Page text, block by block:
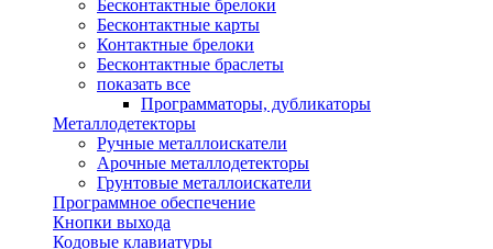
Бесконтактные брелоки
Бесконтактные карты
Контактные брелоки
Бесконтактные браслеты
показать все
Программаторы, дубликаторы
Металлодетекторы
Ручные металлоискатели
Арочные металлодетекторы
Грунтовые металлоискатели
Программное обеспечение
Кнопки выхода
Кодовые клавиатуры